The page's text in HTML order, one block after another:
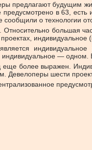
предлагают будущим
в 63,
о технологии
Относительно большая
— одном.
еще более выражен.
Девелоперы шести